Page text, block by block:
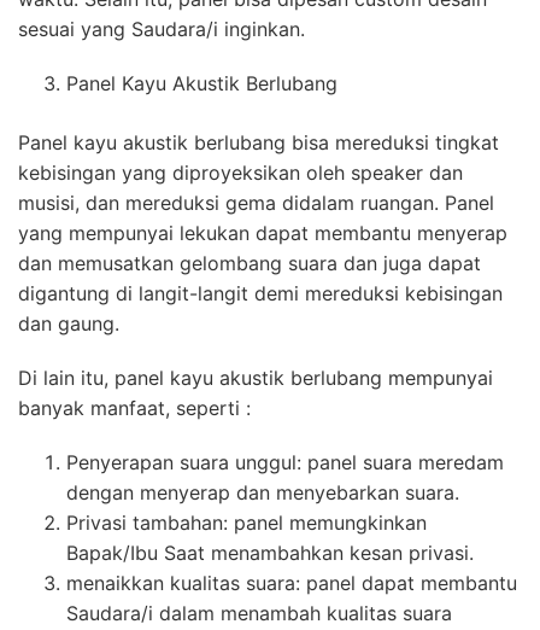
sesuai yang Saudara/i inginkan.
Panel Kayu Akustik Berlubang
Panel kayu akustik berlubang bisa mereduksi tingkat
kebisingan yang diproyeksikan oleh speaker dan
musisi, dan mereduksi gema didalam ruangan. Panel
yang mempunyai lekukan dapat membantu menyerap
dan memusatkan gelombang suara dan juga dapat
digantung di langit-langit demi mereduksi kebisingan
dan gaung.
Di lain itu, panel kayu akustik berlubang mempunyai
banyak manfaat, seperti :
Penyerapan suara unggul: panel suara meredam
dengan menyerap dan menyebarkan suara.
Privasi tambahan: panel memungkinkan
Bapak/Ibu Saat menambahkan kesan privasi.
menaikkan kualitas suara: panel dapat membantu
Saudara/i dalam menambah kualitas suara